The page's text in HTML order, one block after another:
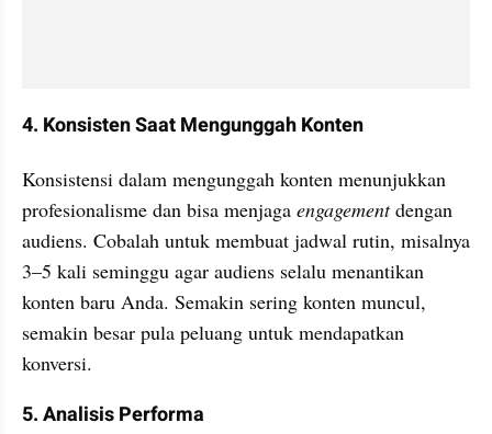
4. Konsisten Saat Mengunggah Konten
Konsistensi dalam mengunggah konten menunjukkan
profesionalisme dan bisa menjaga engagement dengan
audiens. Cobalah untuk membuat jadwal rutin, misalnya
3–5 kali seminggu agar audiens selalu menantikan
konten baru Anda. Semakin sering konten muncul,
semakin besar pula peluang untuk mendapatkan
konversi.
5. Analisis Performa